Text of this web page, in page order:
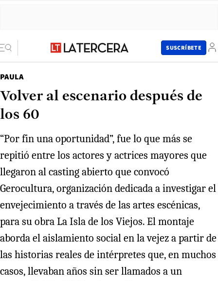
SUSCRÍBETE
PAULA
Volver al escenario después de
los 60
“Por fin una oportunidad”, fue lo que más se
repitió entre los actores y actrices mayores que
llegaron al casting abierto que convocó
Gerocultura, organización dedicada a investigar el
envejecimiento a través de las artes escénicas,
para su obra La Isla de los Viejos. El montaje
aborda el aislamiento social en la vejez a partir de
las historias reales de intérpretes que, en muchos
casos, llevaban años sin ser llamados a un